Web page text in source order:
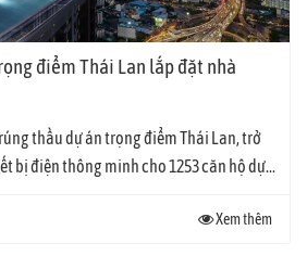
điểm Thái Lan lắp đặt nhà
thầu dự án trọng điểm Thái Lan, trở
bị điện thông minh cho 1253 căn hộ dự...
Xem thêm